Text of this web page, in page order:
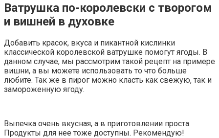
Ватрушка по-королевски с творогом
и вишней в духовке
Добавить красок, вкуса и пикантной кислинки
классической королевской ватрушке помогут ягоды. В
данном случае, мы рассмотрим такой рецепт на примере
вишни, а вы можете использовать то что больше
любите. Так же в пирог можно класть как свежую, так и
замороженную ягоду.
Выпечка очень вкусная, а в приготовлении проста.
Продукты для нее тоже доступны. Рекомендую!